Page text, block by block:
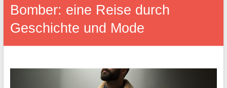
Bomber: eine Reise durch
Geschichte und Mode